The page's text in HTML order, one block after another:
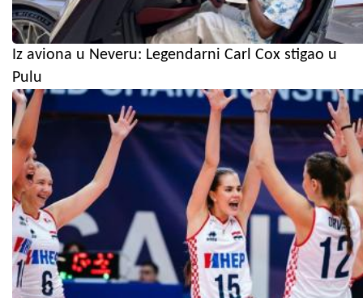
Iz aviona u Neveru: Legendarni Carl Cox stigao u
Pulu